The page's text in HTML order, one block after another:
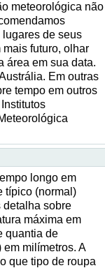
meteorológica não
de seus
futuro, olhar
área em sua data.
Em outras
tempo em outros
longo em
típico (normal)
detalha sobre
máxima em
quantia de
milímetros. A
que tipo de roupa